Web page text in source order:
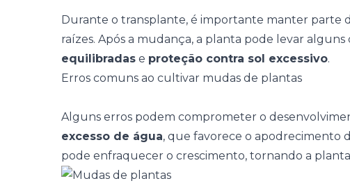
Durante o transplante, é importante manter parte
raízes. Após a mudança, a planta pode levar alguns
equilibradas e proteção contra sol excessivo.
Erros comuns ao cultivar mudas de plantas
Alguns erros podem comprometer o
excesso de água, que favorece o apodrecimento
pode enfraquecer o crescimento, tornando a planta